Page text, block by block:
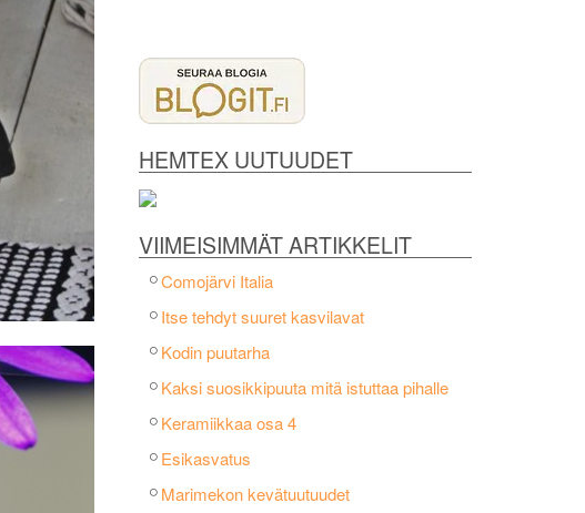
HEMTEX UUTUUDET
VIIMEISIMMÄT ARTIKKELIT
Comojärvi Italia
Itse tehdyt suuret kasvilavat
Kodin puutarha
Kaksi suosikkipuuta mitä istuttaa pihalle
Keramiikkaa osa 4
Esikasvatus
Marimekon kevätuutuudet